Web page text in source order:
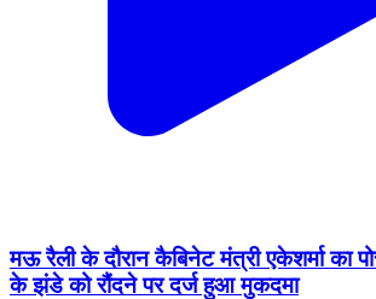
मऊ रैली के दौरान कैबिनेट मंत्री एकेशर्मा का
के झंडे को रौंदने पर दर्ज हुआ मुकदमा